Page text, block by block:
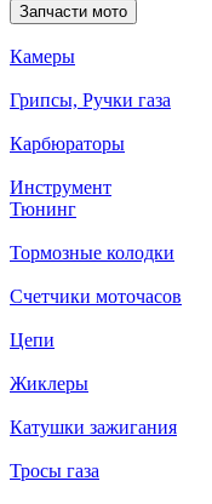
Запчасти мото
Камеры
Грипсы, Ручки газа
Карбюраторы
Инструмент
Тюнинг
Тормозные колодки
Счетчики моточасов
Цепи
Жиклеры
Катушки зажигания
Тросы газа